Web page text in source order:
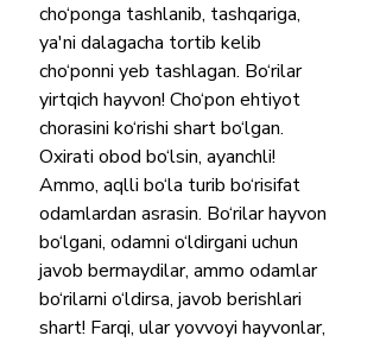
cho‘ponga tashlanib, tashqariga,
ya'ni dalagacha tortib kelib
cho‘ponni yeb tashlagan. Bo‘rilar
yirtqich hayvon! Cho‘pon ehtiyot
chorasini ko‘rishi shart bo‘lgan.
Oxirati obod bo‘lsin, ayanchli!
Ammo, aqlli bo‘la turib bo‘risifat
odamlardan asrasin. Bo‘rilar hayvon
bo‘lgani, odamni o‘ldirgani uchun
javob bermaydilar, ammo odamlar
bo‘rilarni o‘ldirsa, javob berishlari
shart! Farqi, ular yovvoyi hayvonlar,